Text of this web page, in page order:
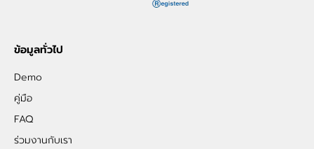
ข้อมูลทั่วไป
Demo
คู่มือ
FAQ
ร่วมงานกับเรา